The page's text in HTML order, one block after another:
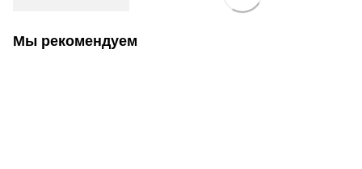
Мы рекомендуем